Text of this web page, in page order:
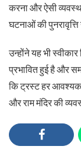
करना और ऐसी
घटनाओं की पुनरावृत्ति
उन्होंने यह भी
प्रभावित हुई है और
कि ट्रस्ट हर आवश्यक
और राम मंदिर की